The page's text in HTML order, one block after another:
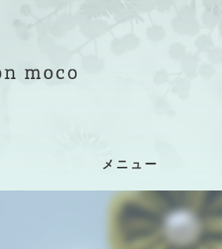
メニュー
着付け詳細